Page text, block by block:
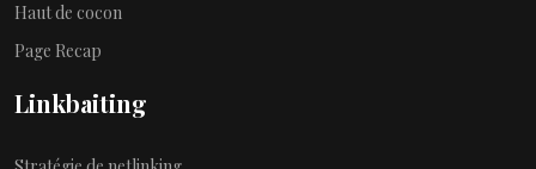
Haut de cocon
Page Recap
Linkbaiting